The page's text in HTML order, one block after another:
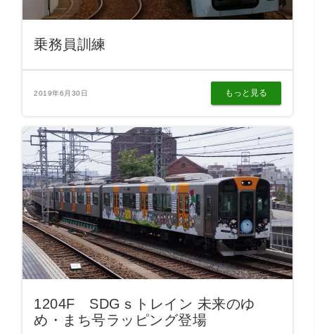
乗務員訓練
2019年6月30日 もっと見る
1204F SDGｓトレイン 未来のゆ
め・まち号ラッピング登場